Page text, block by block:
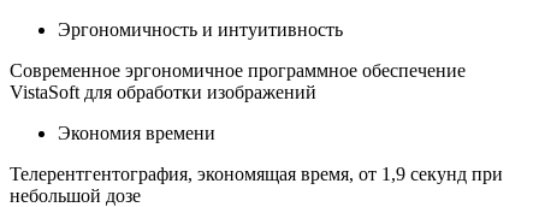
Эргономичность и интуитивность
Современное эргономичное программное обеспечение
VistaSoft для обработки изображений
Экономия времени
Телерентгентография, экономящая время, от 1,9 секунд при
небольшой дозе